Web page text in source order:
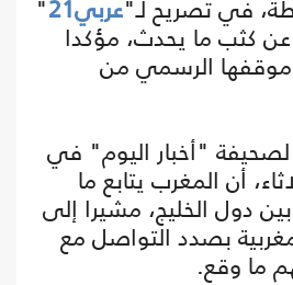
في تصريح لـ"عربي21 "
عن كثب ما يحدث، مؤكدا
موقفها الرسمي من
"أخبار اليوم" في
أن المغرب يتابع ما
دول الخليج، مشيرا إلى
بصدد التواصل مع
ما وقع.